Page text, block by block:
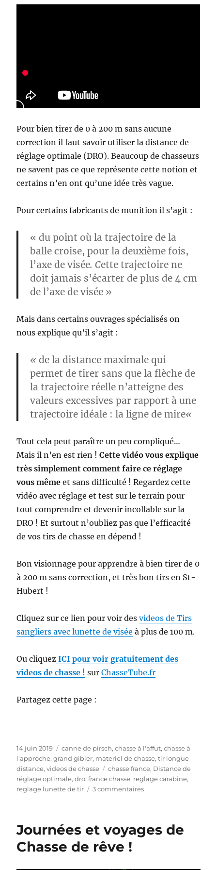
o
h
e
n
m
n
a
e
Pour bien tirer de 0 à 200 m sans aucune
correction il faut savoir utiliser la distance de
réglage optimale (DRO). Beaucoup de chasseurs
ne savent pas ce que représente cette notion et
certains n’en ont qu’une idée très vague.
Pour certains fabricants de munition il s’agit :
« du point où la trajectoire de la
balle croise, pour la deuxième fois,
l’axe de visée. Cette trajectoire ne
doit jamais s’écarter de plus de 4 cm
de l’axe de visée »
Mais dans certains ouvrages spécialisés on
nous explique qu’il s’agit :
«de la distance maximale qui
permet de tirer sans que la flèche de
la trajectoire réelle n’atteigne des
valeurs excessives par rapport à une
trajectoire idéale : la ligne de mire«
Tout cela peut paraître un peu compliqué…
Mais il n’en est rien !Cette vidéo vous explique
très simplement comment faire ce réglage
vous même et sans difficulté ! Regardez cette
vidéo avec réglage et test sur le terrain pour
tout comprendre et devenir incollable sur la
DRO ! Et surtout n’oubliez pas que l’efficacité
de vos tirs de chasse en dépend !
Bon visionnage pour apprendre à bien tirer de 0
à 200 m sans correction, et très bon tirs en St-
Hubert !
Cliquez sur ce lien pour voir desvideos de Tirs
sangliers avec lunette de visée à plus de 100 m.
Ou cliquez ICI pour voir gratuitement des
videos de chasse ! surChasseTube.fr
Partagez cette page :
P
u
b
l
i
14 juin 2019
C
a
t
é
g
e
canne de pirsch,chasse à l'affut,chasse à
l'approche,grand gibier, materiel de chasse,tir longue
distance,videos de chasse
É
t
i
t
e
chasse france, Distance de
réglage optimale,dro,france chasse, reglage carabine,
reglage lunette de tir
3 commentairess
i
e
Journées et voyages de
Chasse de rêve !